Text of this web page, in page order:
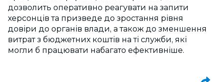
дозволить оперативно реагувати на запити
херсонців та призведе до зростання рівня
довіри до органів влади, а також до зменшення
витрат з бюджетних коштів на ті служби, які
могли б працювати набагато ефективніше.